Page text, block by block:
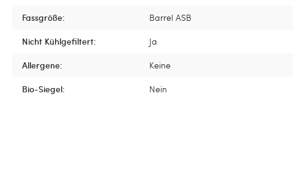
Fassgröße:
Barrel ASB
Nicht Kühlgefiltert:
Ja
Allergene:
Keine
Bio-Siegel:
Nein